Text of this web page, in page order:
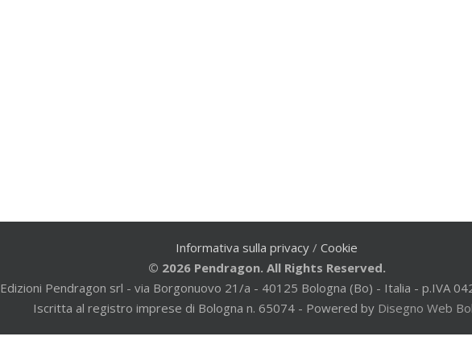
Informativa sulla privacy / Cookie
© 2026 Pendragon. All Rights Reserved.
Edizioni Pendragon srl - via Borgonuovo 21/a - 40125 Bologna (Bo) - Italia - p.IVA
Iscritta al registro imprese di Bologna n. 65074 - Powered by Disegno Web